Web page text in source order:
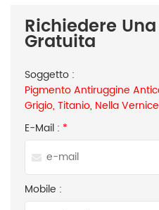
Richiedere
Gratuita
Soggetto :
Pigmento Antiruggine
Grigio, Titanio, Nella Vernice
E-Mail : *
Mobile :